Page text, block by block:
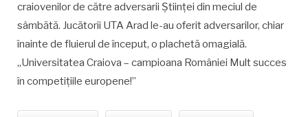
craiovenilor de către adversarii Științei din meciul de
sâmbătă. Jucătorii UTA Arad le-au oferit adversarilor, chiar
înainte de fluierul de început, o plachetă omagială.
„Universitatea Craiova – campioana României Mult succes
în competițiile europene!”